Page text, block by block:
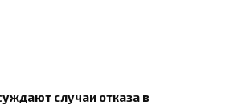
случаи отказа в